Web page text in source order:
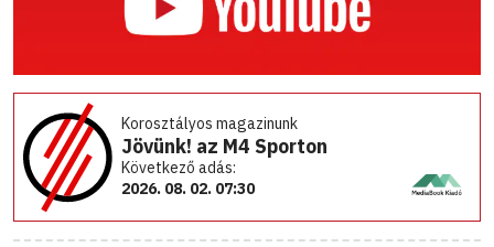
Korosztályos magazinunk
Jövünk! az M4 Sporton
Következő adás:
2026. 08. 02. 07:30